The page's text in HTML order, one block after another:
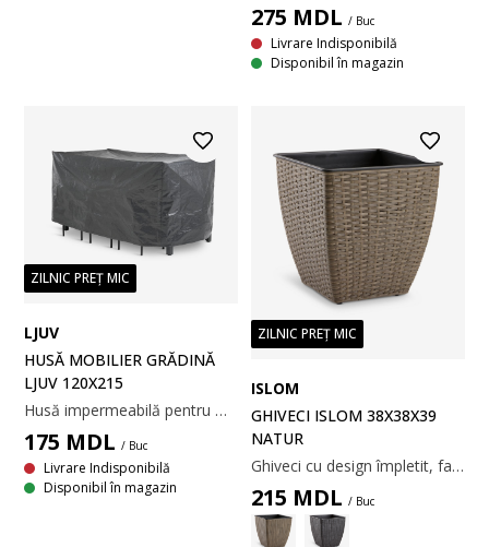
275 MDL / Buc
Livrare Indisponibilă
Disponibil în magazin
ZILNIC PREȚ MIC
LJUV
HUSĂ MOBILIER GRĂDINĂ
LJUV 120X215
Husă impermeabilă pentru mobilier de grădină din polietilenă gri închis. Această husă rezistentă la îngheț protejează mobilierul de exterior de intemperii. Ideală pentru a menține setul de grădină curat și uscat pe tot parcursul anului. 120x215x105 cm
175 MDL / Buc
Livrare Indisponibilă
Disponibil în magazin
ZILNIC PREȚ MIC
ISLOM
GHIVECI ISLOM 38X38X39
NATUR
Ghiveci cu design împletit, fabricat din poliratan rezistent. Acest ghiveci ușor și rezistent la îngheț este potrivit pentru grădină sau balcon. Pentru utilizarea la exterior se poate realiza cu ușurință o gaură de scurgere. 38x38x39 cm
215 MDL / Buc